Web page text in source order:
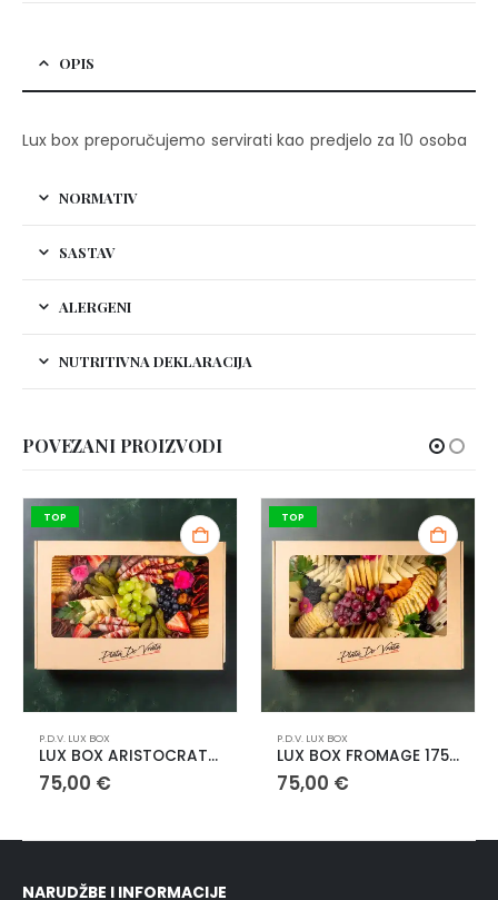
OPIS
Lux box preporučujemo servirati kao predjelo za 10 osoba
NORMATIV
SASTAV
ALERGENI
NUTRITIVNA DEKLARACIJA
POVEZANI PROIZVODI
LUX BOX ARISTOCRAT 1750g
TOP
LUX BOX FROMAGE 1750g
TOP
NARUDŽBE I INFORMACIJE